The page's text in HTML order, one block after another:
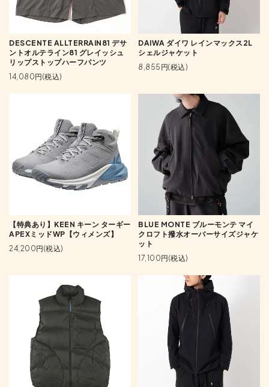
DESCENTE ALLTERRAIN81 デサ
ントオルテライン81 グレイッシュ
リップストップハーフパンツ
14,080円(税込)
DAIWA ダイワ レインマックス2L
シェルジャケット
8,855円(税込)
【特典あり】KEEN キーン ターギー
APEXミッドWP【ウィメンズ】
24,200円(税込)
BLUE MONTE ブルーモンテ マイ
クロフト撥水オーバーサイズジャケ
ット
17,100円(税込)